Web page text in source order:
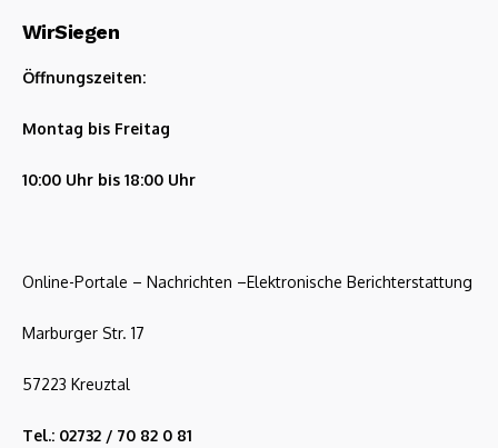
WirSiegen
Öffnungszeiten:
Montag bis Freitag
10:00 Uhr bis 18:00 Uhr
Online-Portale – Nachrichten –Elektronische Berichterstattung
Marburger Str. 17
57223 Kreuztal
Tel.: 02732 / 70 82 0 81